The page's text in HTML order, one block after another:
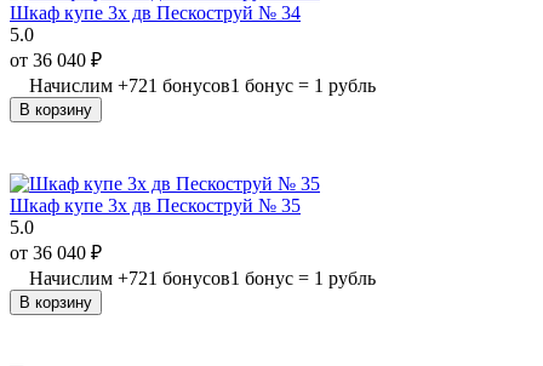
Шкаф купе 3х дв Пескоструй № 34
5.0
от 36 040 ₽
Начислим +721 бонусов1 бонус = 1 рубль
В корзину
Шкаф купе 3х дв Пескоструй № 35
5.0
от 36 040 ₽
Начислим +721 бонусов1 бонус = 1 рубль
В корзину